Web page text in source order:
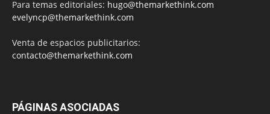
Para temas editoriales: hugo@themarkethink.com
evelyncp@themarkethink.com
Venta de espacios publicitarios:
contacto@themarkethink.com
PÁGINAS ASOCIADAS